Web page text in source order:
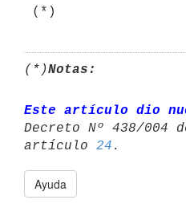
(*)Notas:
Este artículo dio
Decreto Nº 438/004
artículo 24
Ayuda